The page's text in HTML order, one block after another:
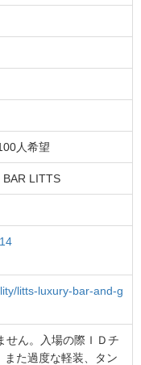
人希望
BAR LITTS
litts-luxury-bar-and-g
ん。入場の際ＩＤチ
また過度な軽装、タン